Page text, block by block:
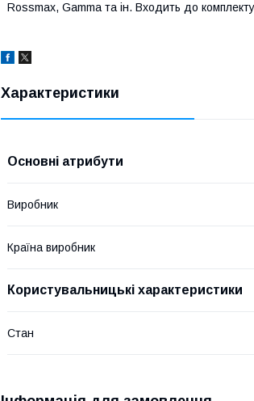
Rossmax, Gamma та ін. Входить до
Характеристики
Основні атрибути
Виробник
Країна виробник
Користувальницькі характеристики
Стан